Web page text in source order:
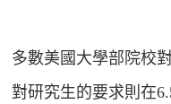
多數美國大學部院校
對研究生的要求則在